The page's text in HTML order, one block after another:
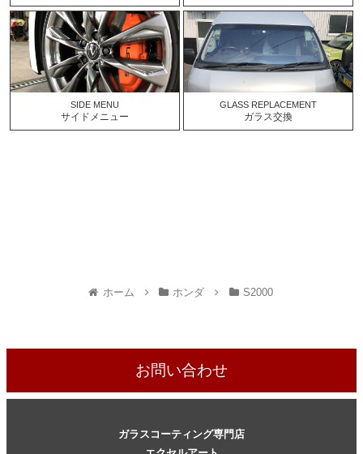
SIDE MENU
サイドメニュー
GLASS REPLACEMENT
ガラス交換
ホーム ホンダ S2000
お問い合わせ
ガラスコーティング専門店